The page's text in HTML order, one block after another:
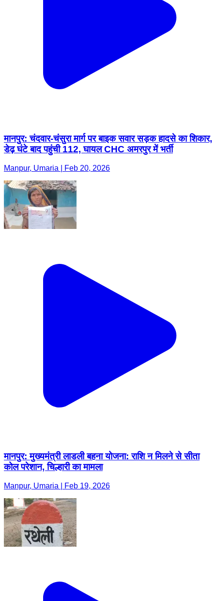
मानपुर: चंदवार-चंसुरा मार्ग पर बाइक सवार सड़क हादसे का शिकार,
डेढ़ घंटे बाद पहुंची 112, घायल CHC अमरपुर में भर्ती
Manpur, Umaria | Feb 20, 2026
मानपुर: मुख्यमंत्री लाडली बहना योजना: राशि न मिलने से सीता
कोल परेशान, चिल्हारी का मामला
Manpur, Umaria | Feb 19, 2026